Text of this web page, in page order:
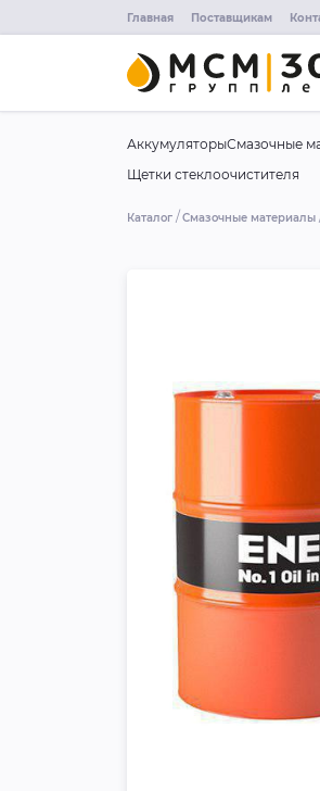
Главная Поставщикам
АккумуляторыСмазочные
Щетки стеклоочистителя
Каталог Смазочные материалы